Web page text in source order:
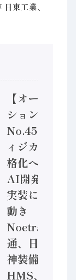
東工業、
【オートメー
ション新聞
No.453】フ
ィジカルAI本
格化へ 国産
AI開発や社会
実装に活発な
動き
Noetra、富士
通、日立 / 兵
神装備 ×
HMS、老舗